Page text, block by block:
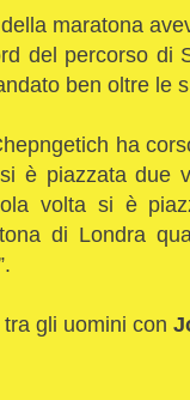
maratona
del percorso di
ben oltre le
ha
è piazzata due
volta si è
di Londra
gli uomini con